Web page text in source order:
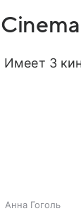
3
Анна Гоголь